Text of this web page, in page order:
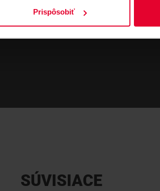
Prispôsobiť
Ajax OutletCore (LAN) en Datasheet
SÚVISIACE